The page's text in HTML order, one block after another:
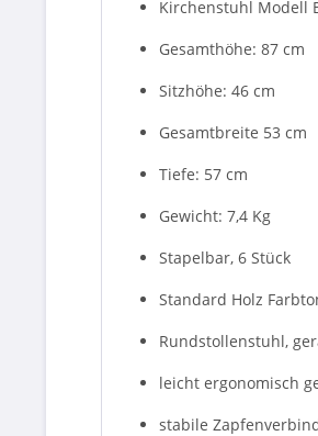
Kirchenstuhl Modell
Gesamthöhe: 87 cm
Sitzhöhe: 46 cm
Gesamtbreite 53 cm
Tiefe: 57 cm
Gewicht: 7,4 Kg
Stapelbar, 6 Stück
Standard Holz
Rundstollenstuhl,
leicht ergonomisch
stabile